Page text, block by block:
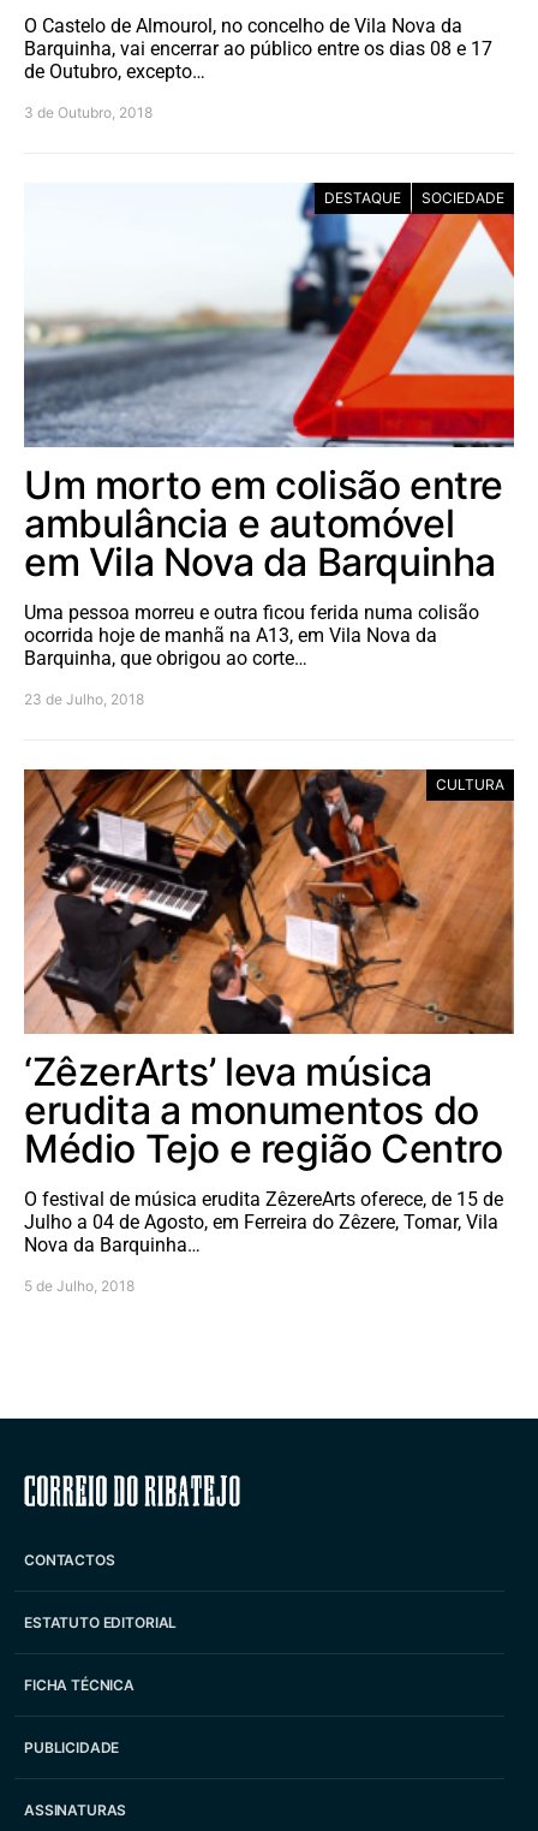
O Castelo de Almourol, no concelho de Vila Nova da
Barquinha, vai encerrar ao público entre os dias 08 e 17
de Outubro, excepto…
3 de Outubro, 2018
DESTAQUE SOCIEDADE
Um morto em colisão entre
ambulância e automóvel
em Vila Nova da Barquinha
Uma pessoa morreu e outra ficou ferida numa colisão
ocorrida hoje de manhã na A13, em Vila Nova da
Barquinha, que obrigou ao corte…
23 de Julho, 2018
CULTURA
‘ZêzerArts’ leva música
erudita a monumentos do
Médio Tejo e região Centro
O festival de música erudita ZêzereArts oferece, de 15 de
Julho a 04 de Agosto, em Ferreira do Zêzere, Tomar, Vila
Nova da Barquinha…
5 de Julho, 2018
Correio do Ribatejo
CONTACTOS
ESTATUTO EDITORIAL
FICHA TÉCNICA
PUBLICIDADE
ASSINATURAS